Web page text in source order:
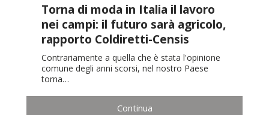
Torna di moda in Italia il lavoro
nei campi: il futuro sarà agricolo,
rapporto Coldiretti-Censis
Contrariamente a quella che è stata l'opinione
comune degli anni scorsi, nel nostro Paese
torna…
Continua